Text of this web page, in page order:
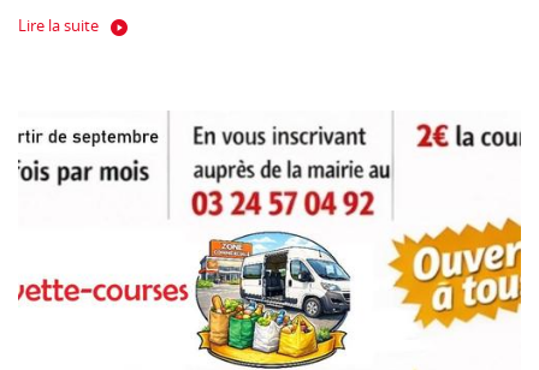
Lire la suite